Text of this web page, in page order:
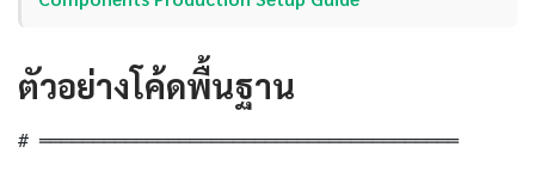
ตัวอย่างโค้ดพื้นฐาน
# ═══════════════════════════════════════